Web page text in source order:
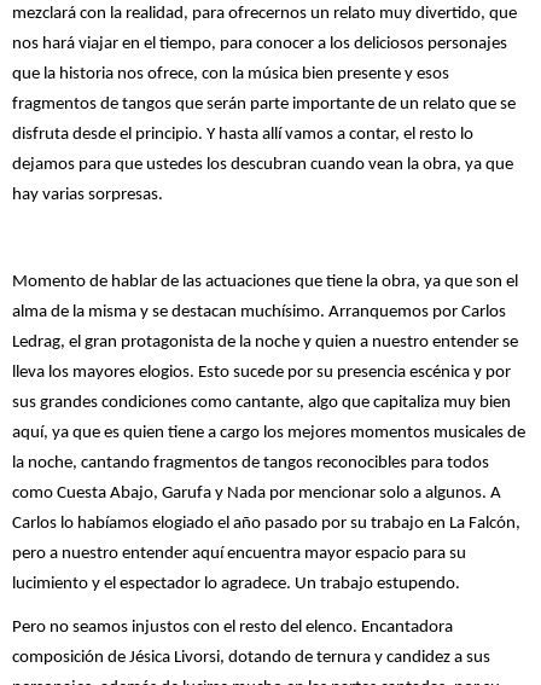
mezclará con la realidad, para ofrecernos un relato muy divertido, que
nos hará viajar en el tiempo, para conocer a los deliciosos personajes
que la historia nos ofrece, con la música bien presente y esos
fragmentos de tangos que serán parte importante de un relato que se
disfruta desde el principio. Y hasta allí vamos a contar, el resto lo
dejamos para que ustedes los descubran cuando vean la obra, ya que
hay varias sorpresas.
Momento de hablar de las actuaciones que tiene la obra, ya que son el
alma de la misma y se destacan muchísimo. Arranquemos por Carlos
Ledrag, el gran protagonista de la noche y quien a nuestro entender se
lleva los mayores elogios. Esto sucede por su presencia escénica y por
sus grandes condiciones como cantante, algo que capitaliza muy bien
aquí, ya que es quien tiene a cargo los mejores momentos musicales de
la noche, cantando fragmentos de tangos reconocibles para todos
como Cuesta Abajo, Garufa y Nada por mencionar solo a algunos. A
Carlos lo habíamos elogiado el año pasado por su trabajo en La Falcón,
pero a nuestro entender aquí encuentra mayor espacio para su
lucimiento y el espectador lo agradece. Un trabajo estupendo.
Pero no seamos injustos con el resto del elenco. Encantadora
composición de Jésica Livorsi, dotando de ternura y candidez a sus